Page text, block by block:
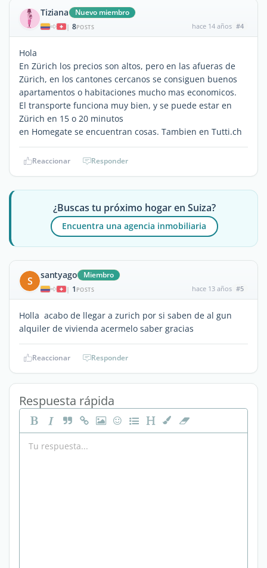
Tiziana Nuevo miembro
| 8POSTS hace 14 años #4
Hola
En Zürich los precios son altos, pero en las afueras de
Zürich, en los cantones cercanos se consiguen buenos
apartamentos o habitaciones mucho mas economicos.
El transporte funciona muy bien, y se puede estar en
Zürich en 15 o 20 minutos
en Homegate se encuentran cosas. Tambien en Tutti.ch
Reaccionar Responder
¿Buscas tu próximo hogar en Suiza?
Encuentra una agencia inmobiliaria
S santyago Miembro
| 1 POSTS hace 13 años #5
Holla acabo de llegar a zurich por si saben de al gun
alquiler de vivienda acermelo saber gracias
Reaccionar Responder
Respuesta rápida